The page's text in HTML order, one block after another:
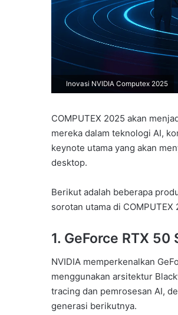
Inovasi NVIDIA Computex 2025
COMPUTEX 2025 akan
mereka dalam teknologi AI,
keynote utama yang akan
desktop.
Berikut adalah beberapa
sorotan utama di COMPUTEX
1. GeForce RTX
NVIDIA memperkenalkan
menggunakan arsitektur
tracing dan pemrosesan AI,
generasi berikutnya.